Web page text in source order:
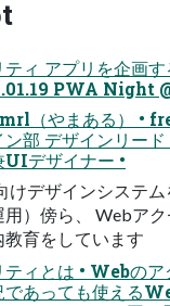
ィ アプリを企画
PWA Night
（やまある） •
部 デザインリード
UIデザイナー •
けデザインシステム
用）傍ら、 Webア
教育をしています
ティとは • Webの
であっても使える